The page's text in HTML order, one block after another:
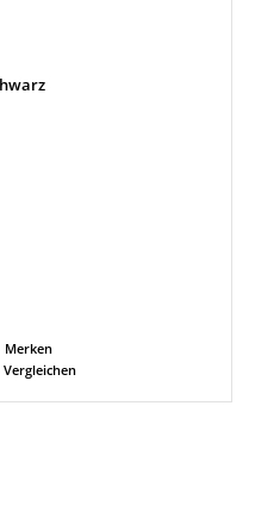
Merken
Vergleichen